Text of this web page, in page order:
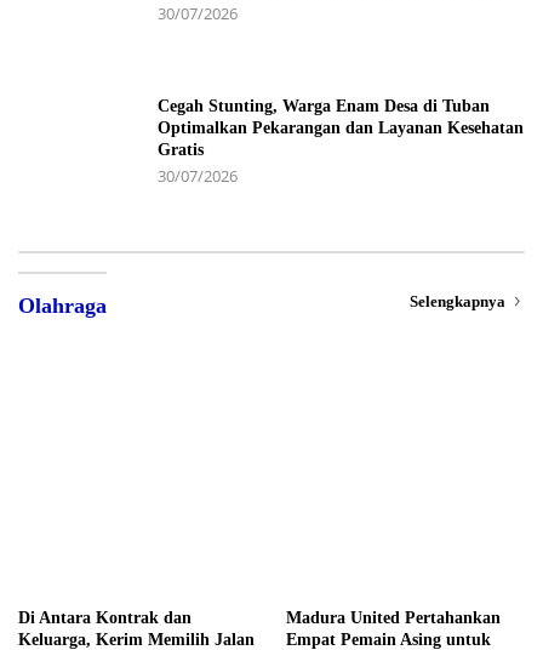
30/07/2026
Cegah Stunting, Warga Enam Desa di Tuban
Optimalkan Pekarangan dan Layanan Kesehatan
Gratis
30/07/2026
Olahraga Selengkapnya
Di Antara Kontrak dan
Keluarga, Kerim Memilih Jalan
Madura United Pertahankan
Empat Pemain Asing untuk